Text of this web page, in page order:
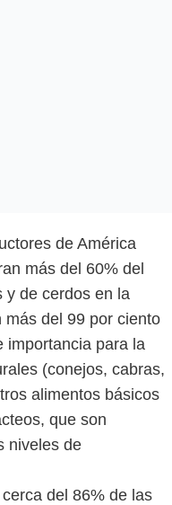
de América
más del 60% del
y de cerdos en la
más del 99 por ciento
importancia para la
(conejos, cabras,
alimentos básicos
que son
niveles de
del 86% de las